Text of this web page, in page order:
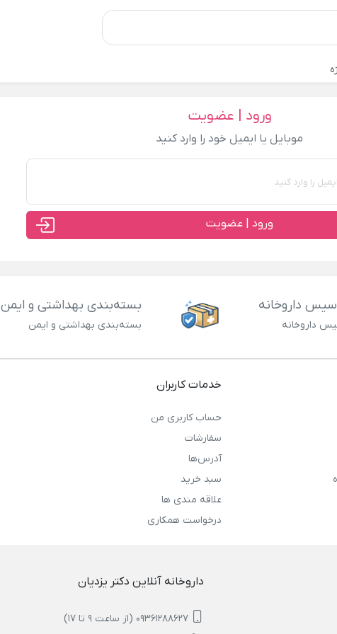
ورود | عضویت
موبایل یا ایمیل خود را وارد کنید
ورود | عضویت
داروخانه
داروخانه
بسته‌بندی بهداشتی و ایمن
بسته‌بندی بهداشتی و ایمن
خدمات کاربران
حساب کاربری من
سفارشات
آدرس‌ها
سبد خرید
علاقه مندی ها
درخواست همکاری
داروخانه آنلاین دکتر یزدیان
09361288627 (از ساعت 9 تا 17)